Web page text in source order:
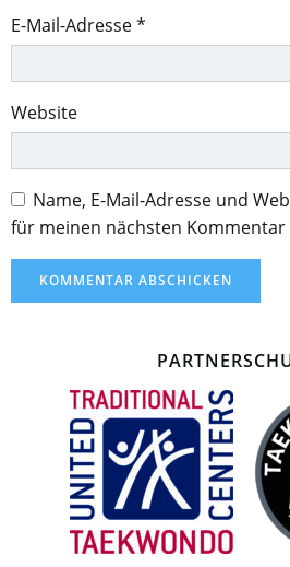
E-Mail-Adresse*
Website
Name, E-Mail-Adresse und
für meinen nächsten Kommentar